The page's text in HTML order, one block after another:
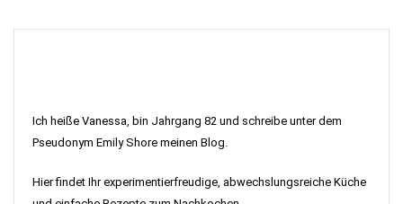
Ich heiße Vanessa, bin Jahrgang 82 und schreibe unter dem
Pseudonym Emily Shore meinen Blog.
Hier findet Ihr experimentierfreudige, abwechslungsreiche Küche